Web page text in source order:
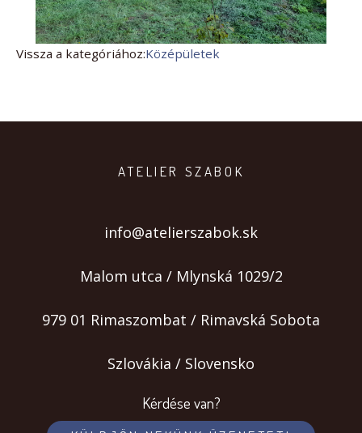
Vissza a kategóriához:Középületek
ATELIER SZABOK
info@atelierszabok.sk
Malom utca / Mlynská 1029/2
979 01 Rimaszombat / Rimavská Sobota
Szlovákia / Slovensko
Kérdése van?